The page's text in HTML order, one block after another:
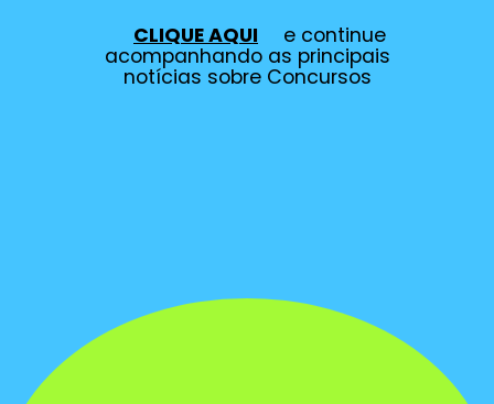
CLIQUE AQUI e continue
acompanhando as principais
notícias sobre Concursos